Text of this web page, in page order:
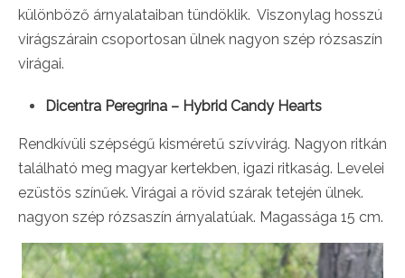
különböző árnyalataiban tündöklik. Viszonylag hosszú
virágszárain csoportosan ülnek nagyon szép rózsaszín
virágai.
Dicentra Peregrina – Hybrid Candy Hearts
Rendkívüli szépségű kisméretű szívvirág. Nagyon ritkán
található meg magyar kertekben, igazi ritkaság. Levelei
ezüstös színűek. Virágai a rövid szárak tetején ülnek.
nagyon szép rózsaszín árnyalatúak. Magassága 15 cm.